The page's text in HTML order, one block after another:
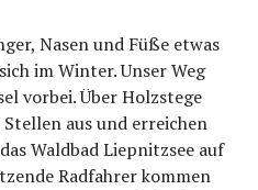
Nasen und Füße etwas
im Winter. Unser Weg
vorbei. Über Holzstege
aus und erreichen
Waldbad Liepnitzsee auf
Radfahrer kommen